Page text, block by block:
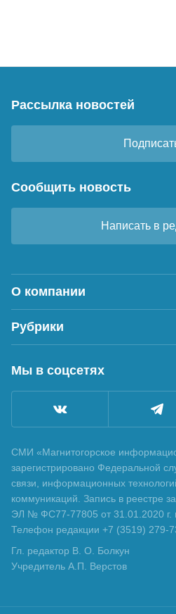
Рассылка новостей
Сообщить новость
Написать в
О компании
Рубрики
Мы в соцсетях
СМИ «Магнитогорское
зарегистрировано Федеральной
связи, информационных
коммуникаций. Запись в реестре
ЭЛ № ФС77-77805 от 31.01.2020 г.
Телефон редакции +7 (3519) 279-
Гл. редактор В. О. Болкун
Учредитель А.П. Верстов